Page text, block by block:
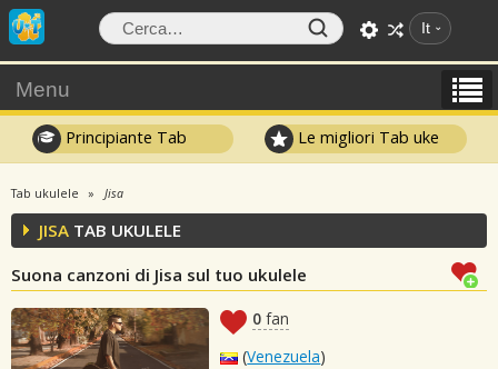
It
Menu
Principiante Tab Le migliori Tab uke
Tab ukulele Jisa
JISA TAB UKULELE
Suona canzoni di Jisa sul tuo ukulele
0 fan
(Venezuela)